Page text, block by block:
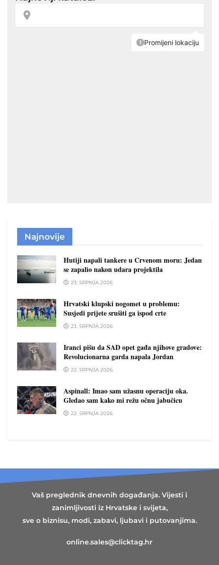
Najnovije
Hutiji napali tankere u Crvenom moru: Jedan
se zapalio nakon udara projektila
23. SRPNJA 2026.
Hrvatski klupski nogomet u problemu:
Susjedi prijete srušiti ga ispod crte
23. SRPNJA 2026.
Iranci pišu da SAD opet gađa njihove gradove:
Revolucionarna garda napala Jordan
22. SRPNJA 2026.
Aspinall: Imao sam užasnu operaciju oka.
Gledao sam kako mi režu očnu jabučicu
22. SRPNJA 2026.
Vaš preglednik dnevnih događanja. Vijesti i
zanimljivosti iz Hrvatske i svijeta,
sve o biznisu, modi, zabavi, ljubavi i putovanjima.
online.sales@clicktag.hr